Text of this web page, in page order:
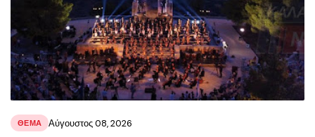
ΘΕΜΑ Αύγουστος 08, 2026